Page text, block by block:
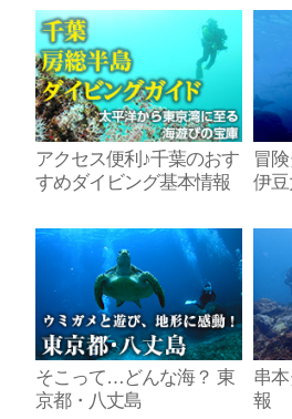
アクセス便利♪千葉のおす
すめダイビング基本情報
冒
伊
そこって…どんな海？ 東
京都・八丈島
串